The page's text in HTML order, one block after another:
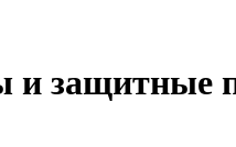
и защитные